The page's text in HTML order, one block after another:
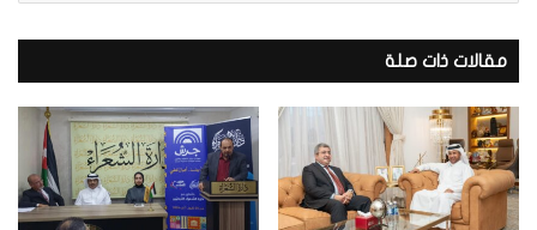
ي
د
ك
ا
ل
إ
ل
مقالات ذات صلة